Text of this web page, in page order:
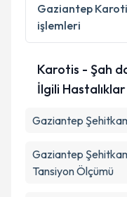
Gaziantep
işlemleri
Karotis - Şah
İlgili Hastalıklar
Gaziantep
Gaziantep
Tansiyon Ölçümü